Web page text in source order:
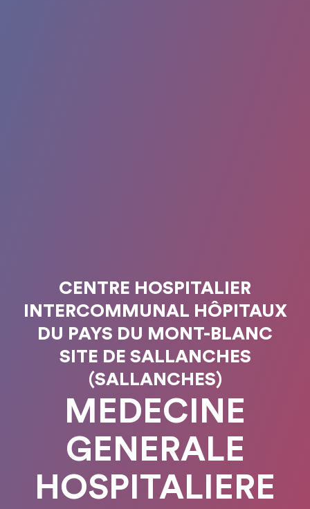
CENTRE HOSPITALIER
INTERCOMMUNAL HÔPITAUX
DU PAYS DU MONT-BLANC
SITE DE SALLANCHES
(SALLANCHES)
MEDECINE
GENERALE
HOSPITALIERE